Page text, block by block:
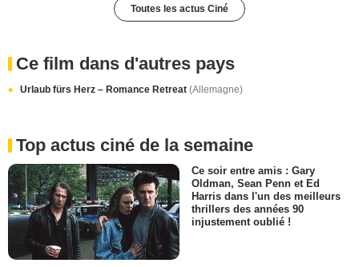
Toutes les actus Ciné
Ce film dans d'autres pays
Urlaub fürs Herz – Romance Retreat (Allemagne)
Top actus ciné de la semaine
Ce soir entre amis : Gary
Oldman, Sean Penn et Ed
Harris dans l'un des meilleurs
thrillers des années 90
injustement oublié !